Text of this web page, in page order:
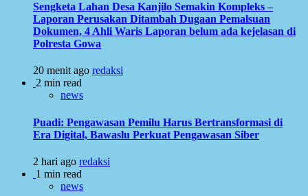
Sengketa Lahan Desa Kanjilo Semakin Kompleks –
Laporan Perusakan Ditambah Dugaan Pemalsuan
Dokumen, 4 Ahli Waris Laporan belum ada kejelasan di
Polresta Gowa
20 menit ago redaksi
2 min read
news
Puadi: Pengawasan Pemilu Harus Bertransformasi di
Era Digital, Bawaslu Perkuat Pengawasan Siber
2 hari ago redaksi
1 min read
news